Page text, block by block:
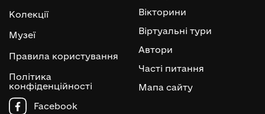
Колекції
Музеї
Правила користування
Політика
конфіденційності
Вікторини
Віртуальні тури
Автори
Часті питання
Мапа сайту
Facebook